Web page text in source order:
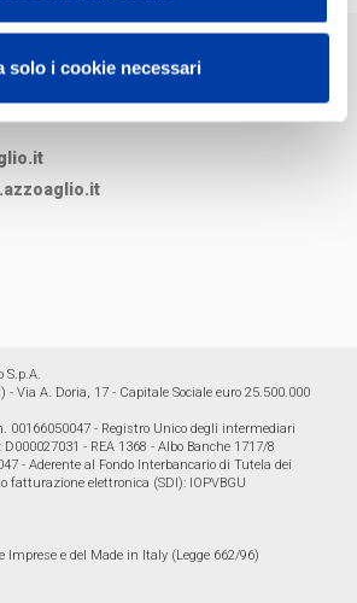
solo i cookie necessari
S.p.A.
- Via A. Doria, 17 - Capitale Sociale euro 25.500.000
00166050047 - Registro Unico degli intermediari
- REA 1368 - Albo Banche 1717/8
- Aderente al Fondo Interbancario di Tutela dei
fatturazione elettronica (SDI): IOPVBGU
Imprese e del Made in Italy (Legge 662/96)